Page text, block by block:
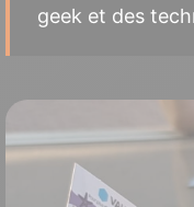
geek et des